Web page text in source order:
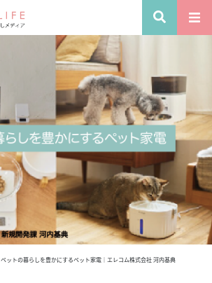
ペットの暮らしを豊かにするペット家電｜エレコム株式会社 河内基典